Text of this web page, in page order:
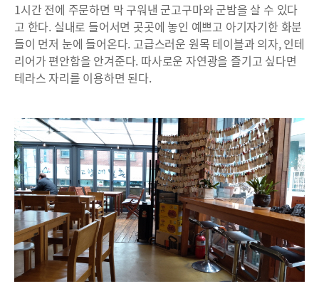
1시간 전에 주문하면 막 구워낸 군고구마와 군밤을 살 수 있다
고 한다. 실내로 들어서면 곳곳에 놓인 예쁘고 아기자기한 화분
들이 먼저 눈에 들어온다. 고급스러운 원목 테이블과 의자, 인테
리어가 편안함을 안겨준다. 따사로운 자연광을 즐기고 싶다면
테라스 자리를 이용하면 된다.